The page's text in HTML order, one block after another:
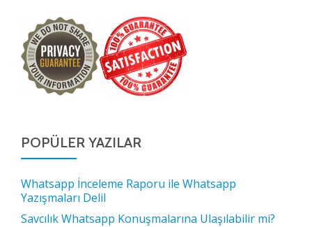
POPÜLER YAZILAR
Whatsapp İnceleme Raporu ile Whatsapp
Yazışmaları Delil
Savcılık Whatsapp Konuşmalarına Ulaşılabilir mi?